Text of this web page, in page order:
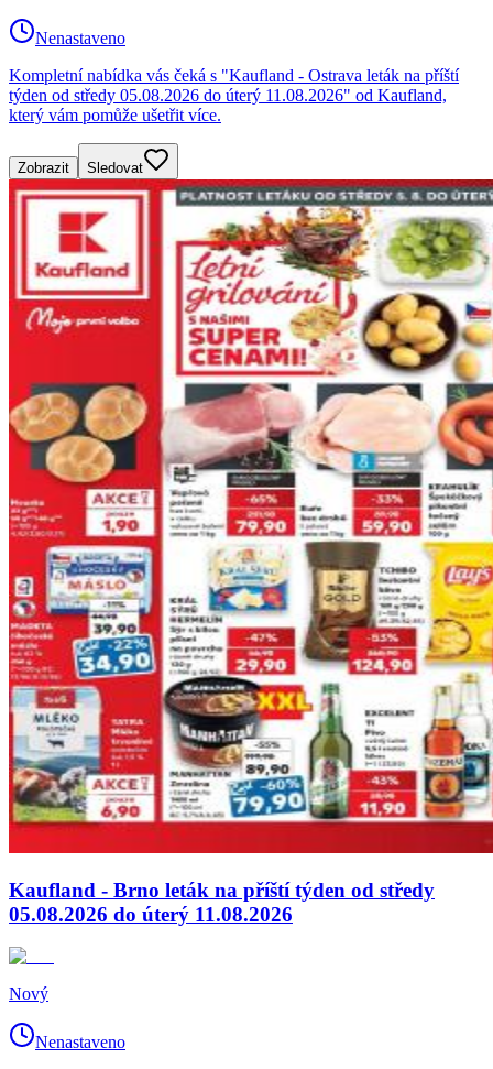
Nenastaveno
Kompletní nabídka vás čeká s "Kaufland - Ostrava leták na příští
týden od středy 05.08.2026 do úterý 11.08.2026" od Kaufland,
který vám pomůže ušetřit více.
Zobrazit Sledovat
Kaufland - Brno leták na příští týden od středy
05.08.2026 do úterý 11.08.2026
Nový
Nenastaveno